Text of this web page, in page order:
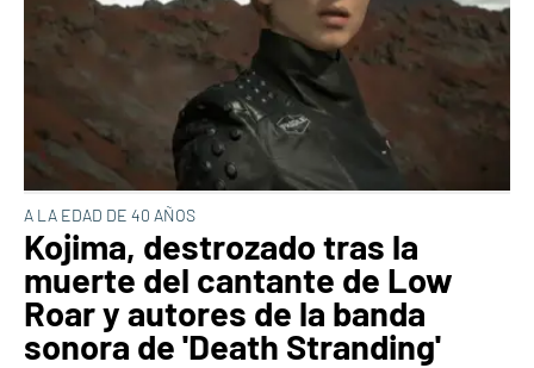
A LA EDAD DE 40 AÑOS
Kojima, destrozado tras la
muerte del cantante de Low
Roar y autores de la banda
sonora de 'Death Stranding'